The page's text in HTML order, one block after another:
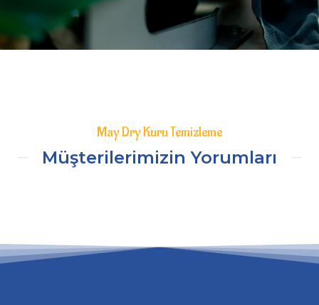
May Dry Kuru Temizleme
Müşterilerimizin Yorumları